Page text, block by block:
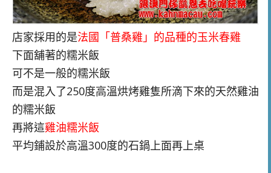
店家採用的是法國「普桑雞」的品種的玉米春雞
下面舖著的糯米飯
可不是一般的糯米飯
而是混入了250度高溫烘烤雞隻所滴下來的天然雞油
的糯米飯
再將這雞油糯米飯
平均鋪設於高溫300度的石鍋上面再上桌